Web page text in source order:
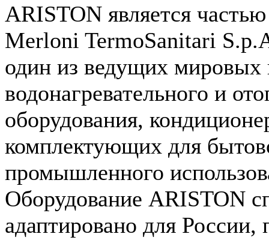
ARISTON является
Merloni TermoSanitari
один из ведущих мировых
водонагревательного и
оборудования,
комплектующих для
промышленного
Оборудование ARISTON
адаптировано для России,